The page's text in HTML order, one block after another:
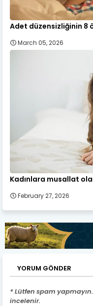
Adet düzensizliğinin 8
March 05, 2026
Kadınlara musallat
February 27, 2026
YORUM GÖNDER
* Lütfen spam
incelenir.